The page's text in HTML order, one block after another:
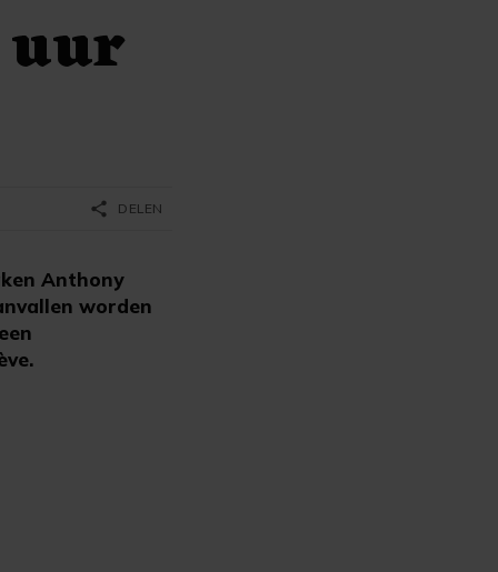
uur
Anthony
worden
share DELEN